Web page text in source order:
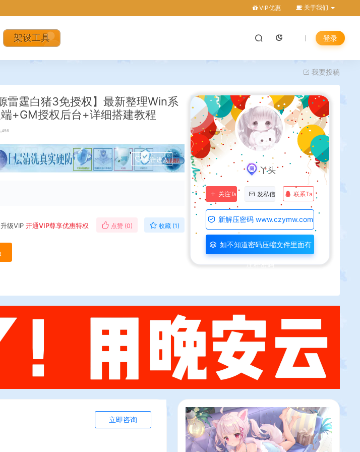
VIP优惠 关于我们
架设工具 登录
我要投稿
雷霆白猪3免授权】最新整理Win系
+GM授权后台+详细搭建教程
点击进入
升级VIP 开通VIP尊享优惠特权 点赞 (0) 收藏 (1)
丫头
关注Ta 发私信 联系Ta
新解压密码 www.czymw.com
如不知道密码压缩文件里面有
立即咨询